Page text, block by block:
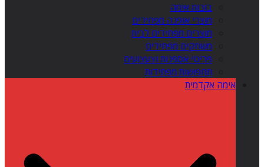
בובות אימה
מוצרי אופנה מפחידים
מוצרים מפחידים לבית
משחקים מפחידים
פריטי אספנות וצעצועים
תחפושות מפחידות
אימה אקדמית